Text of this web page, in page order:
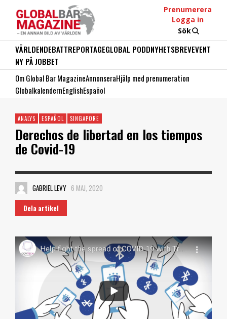
Prenumerera
Logga in
Sök
VÄRLDENDEBATTREPORTAGEGLOBAL PODDNYHETSBREVEVENT
NY PÅ JOBBET
Om Global Bar MagazineAnnonseraHjälp med prenumeration
GlobalkalendernEnglishEspañol
ANALYS ESPAÑOL SINGAPORE
Derechos de libertad en los tiempos
de Covid-19
GABRIEL LEVY 6 MAJ, 2020
Dela artikel